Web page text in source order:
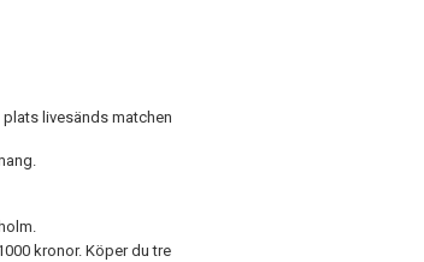
livesänds matchen
kronor. Köper du tre